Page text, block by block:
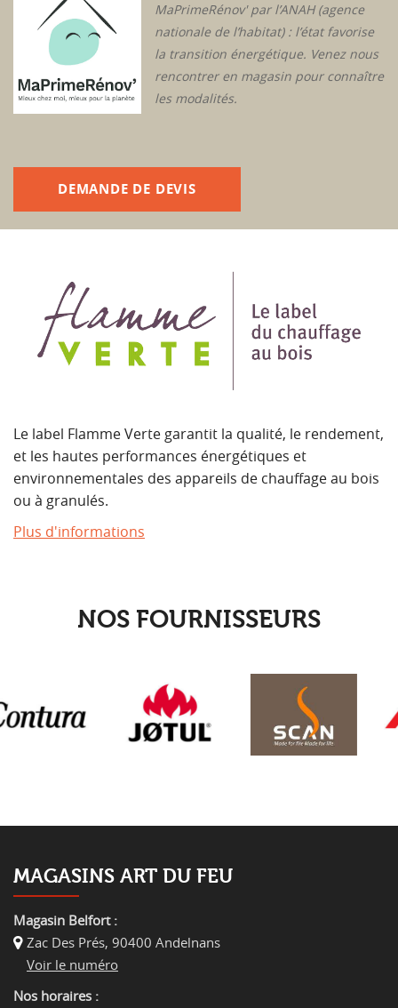
MaPrimeRénov' par l’ANAH (agence
nationale de l’habitat) : l’état favorise
la transition énergétique. Venez nous
rencontrer en magasin pour connaître
les modalités.
DEMANDE DE DEVIS
Le label Flamme Verte garantit la qualité, le rendement,
et les hautes performances énergétiques et
environnementales des appareils de chauffage au bois
ou à granulés.
Plus d'informations
NOS FOURNISSEURS
MAGASINS ART DU FEU
Magasin Belfort :
Zac Des Prés, 90400 Andelnans
Voir le numéro
Nos horaires :